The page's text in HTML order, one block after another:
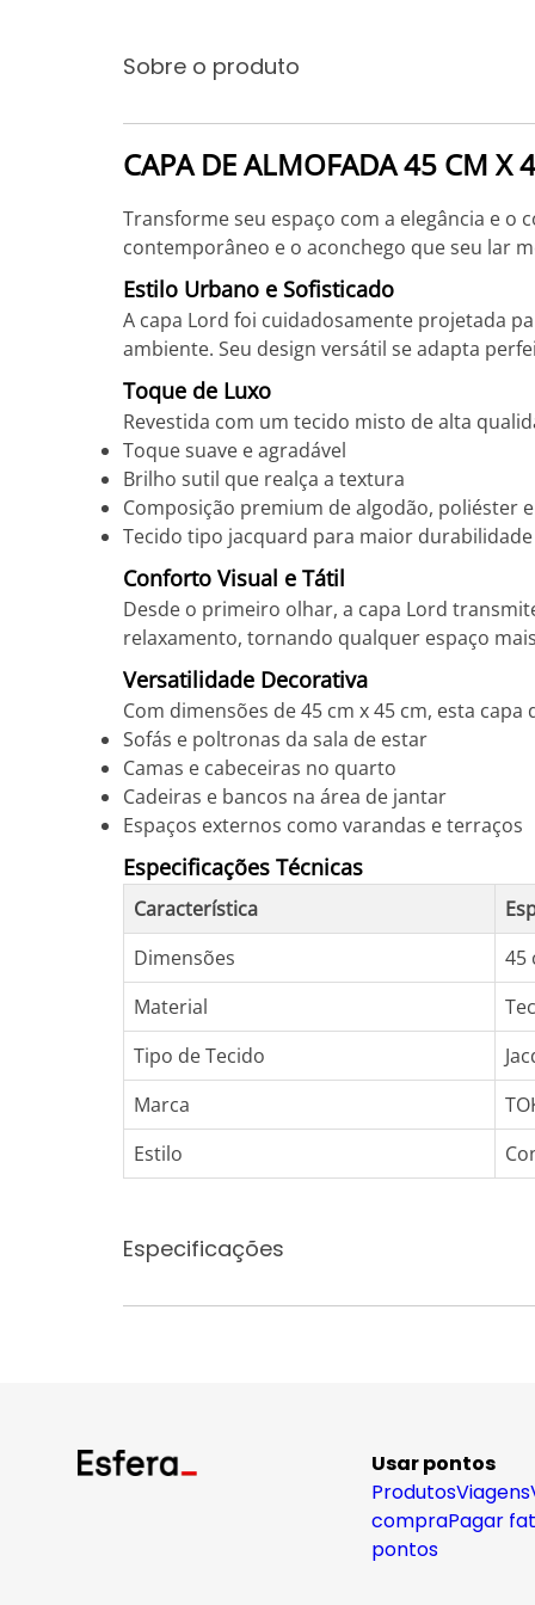
Sobre o produto
CAPA DE ALMOFADA 45 CM X
Transforme seu espaço com a elegância e o
contemporâneo e o aconchego que seu lar
Estilo Urbano e Sofisticado
A capa Lord foi cuidadosamente projetada
ambiente. Seu design versátil se adapta
Toque de Luxo
Revestida com um tecido misto de alta
Toque suave e agradável
Brilho sutil que realça a textura
Composição premium de algodão, poliéster
Tecido tipo jacquard para maior durabilidade
Conforto Visual e Tátil
Desde o primeiro olhar, a capa Lord
relaxamento, tornando qualquer espaço
Versatilidade Decorativa
Com dimensões de 45 cm x 45 cm, esta
Sofás e poltronas da sala de estar
Camas e cabeceiras no quarto
Cadeiras e bancos na área de jantar
Espaços externos como varandas e terraços
Especificações Técnicas
Característica
Dimensões
45
Material
Tipo de Tecido
Marca
Estilo
Especificações
Usar pontos
ProdutosViagens
compraPagar
pontos